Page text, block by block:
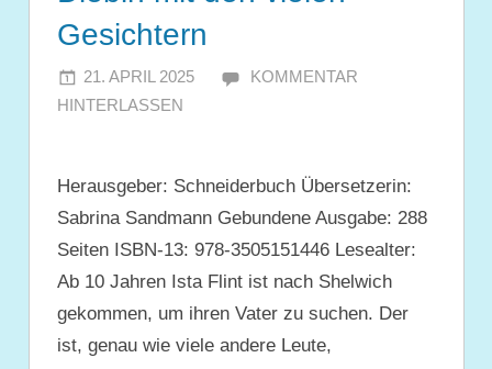
Gesichtern
21. APRIL 2025 JULIA
KOMMENTAR
HINTERLASSEN
Herausgeber: Schneiderbuch Übersetzerin:
Sabrina Sandmann Gebundene Ausgabe: ‎288
Seiten ISBN-13: 978-3505151446 Lesealter:
Ab 10 Jahren Ista Flint ist nach Shelwich
gekommen, um ihren Vater zu suchen. Der
ist, genau wie viele andere Leute,